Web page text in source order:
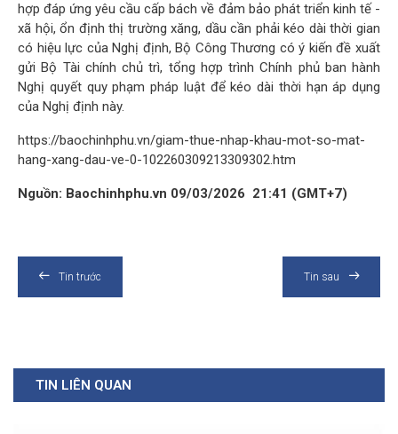
hợp đáp ứng yêu cầu cấp bách về đảm bảo phát triển kinh tế -
xã hội, ổn định thị trường xăng, dầu cần phải kéo dài thời gian
có hiệu lực của Nghị định, Bộ Công Thương có ý kiến đề xuất
gửi Bộ Tài chính chủ trì, tổng hợp trình Chính phủ ban hành
Nghị quyết quy phạm pháp luật để kéo dài thời hạn áp dụng
của Nghị định này.
https://baochinhphu.vn/giam-thue-nhap-khau-mot-so-mat-
hang-xang-dau-ve-0-102260309213309302.htm
Nguồn: Baochinhphu.vn 09/03/2026 21:41 (GMT+7)
Tin trước Tin sau
TIN LIÊN QUAN